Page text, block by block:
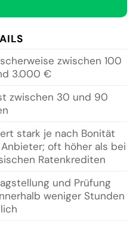
zwischen 100
3.000 €
zwischen 30 und 90
stark je nach Bonität
oft höher als bei
Ratenkrediten
und Prüfung
weniger Stunden